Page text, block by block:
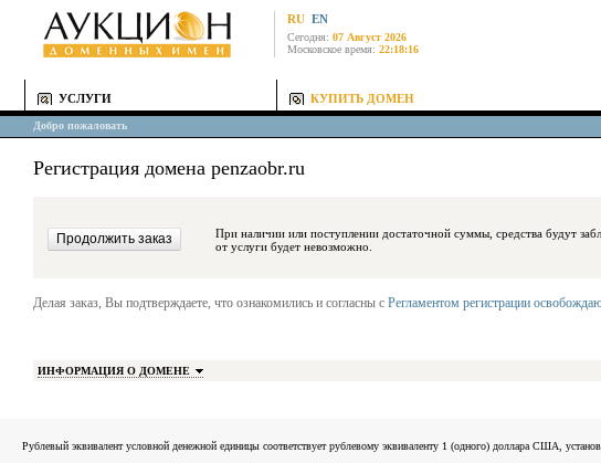
RU EN
Сегодня: 07 Август 2026
Московское время: 22:18:16
УСЛУГИ КУПИТЬ ДОМЕН
Добро пожаловать
Регистрация домена penzaobr.ru
При наличии или поступлении достаточной суммы, средства будут заблокированы сразу после
от услуги будет невозможно.
Делая заказ, Вы подтверждаете, что ознакомились и согласны с Регламентом регистрации
ИНФОРМАЦИЯ О ДОМЕНЕ
Рублевый эквивалент условной денежной единицы соответствует рублевому эквиваленту 1 (одного) доллара США,